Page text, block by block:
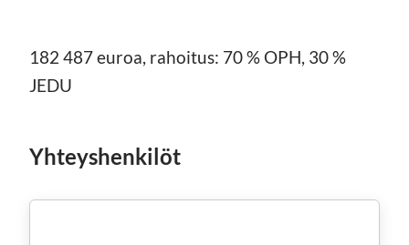
182 487 euroa, rahoitus: 70 % OPH, 30 %
JEDU
Yhteyshenkilöt